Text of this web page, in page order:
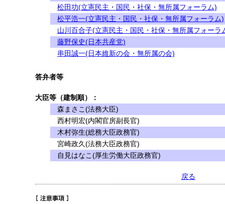
松田功(立憲民主・国民・社保・無所属フォーラム)
松平浩一(立憲民主・国民・社保・無所属フォーラム)
山川百合子(立憲民主・国民・社保・無所属フォーラ
藤野保史(日本共産党)
串田誠一(日本維新の会・無所属の会)
答弁者等
大臣等（建制順）：
森まさこ(法務大臣)
西村明宏(内閣官房副長官)
木村弥生(総務大臣政務官)
宮崎政久(法務大臣政務官)
自見はなこ(厚生労働大臣政務官)
戻る